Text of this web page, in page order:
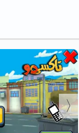
〈